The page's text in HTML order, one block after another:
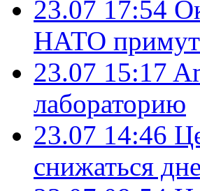
23.07 17:54
НАТО примут
23.07 15:17
лабораторию
23.07 14:46
снижаться